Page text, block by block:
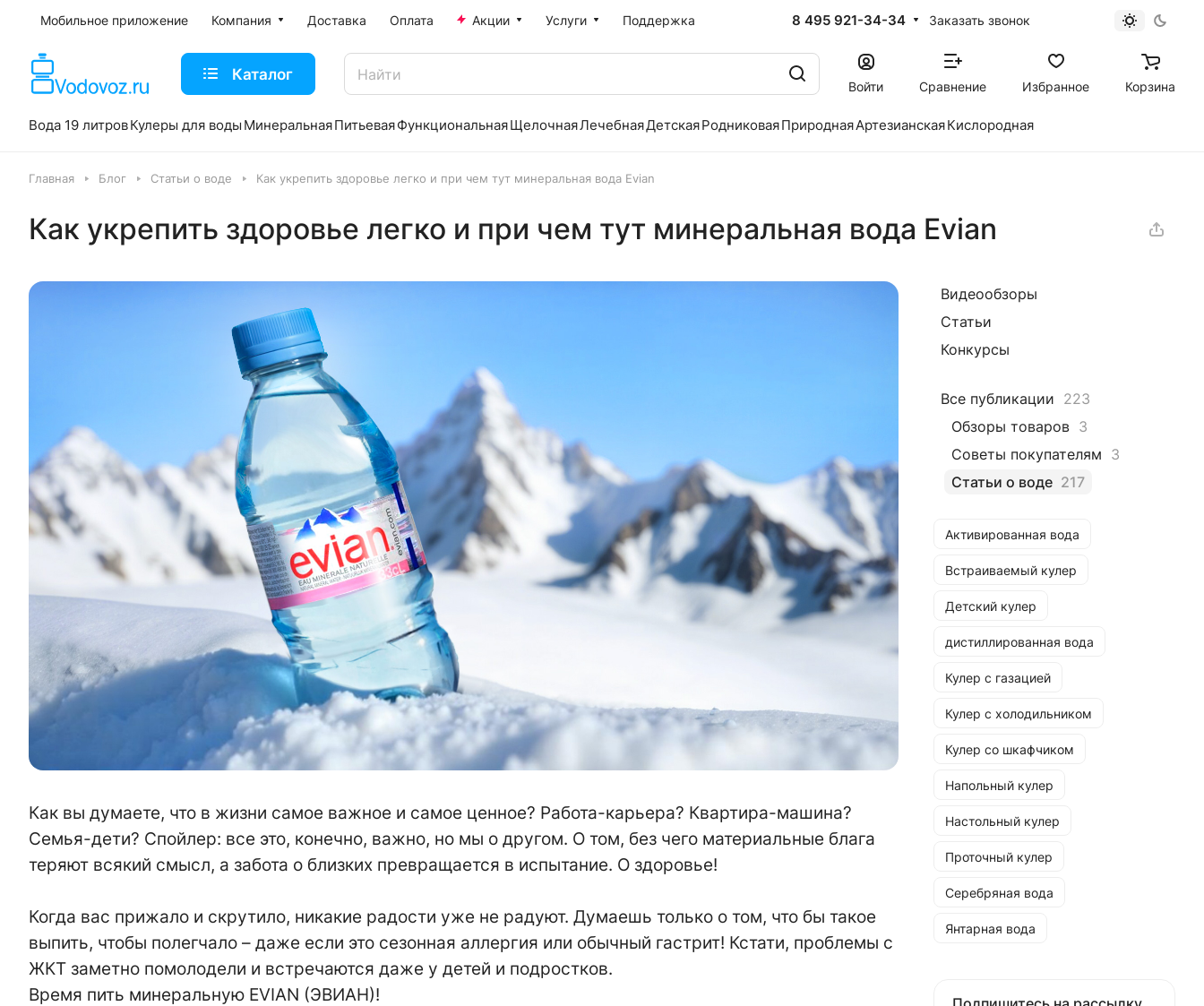
Мобильное приложение Компания Доставка Оплата Акции Услуги Поддержка 8 495 921-34-34 Заказать звонок
Каталог
Войти Сравнение Избранное Корзина
Вода 19 литровКулеры для воды МинеральнаяПитьеваяФункциональнаяЩелочнаяЛечебнаяДетскаяРодниковаяПрироднаяАртезианскаяКислородная
Главная Блог Статьи о воде Как укрепить здоровье легко и при чем тут минеральная вода Evian
Как укрепить здоровье легко и при чем тут минеральная вода Evian
Как вы думаете, что в жизни самое важное и самое ценное? Работа-карьера? Квартира-машина?
Семья-дети? Спойлер: все это, конечно, важно, но мы о другом. О том, без чего материальные блага
теряют всякий смысл, а забота о близких превращается в испытание. О здоровье!
Когда вас прижало и скрутило, никакие радости уже не радуют. Думаешь только о том, что бы такое
выпить, чтобы полегчало – даже если это сезонная аллергия или обычный гастрит! Кстати, проблемы с
ЖКТ заметно помолодели и встречаются даже у детей и подростков.
Время пить минеральную EVIAN (ЭВИАН)!
Видеообзоры
Статьи
Конкурсы
Все публикации 223
Обзоры товаров 3
Советы покупателям 3
Статьи о воде 217
Активированная вода
Встраиваемый кулер
Детский кулер
дистиллированная вода
Кулер с газацией
Кулер с холодильником
Кулер со шкафчиком
Напольный кулер
Настольный кулер
Проточный кулер
Серебряная вода
Янтарная вода